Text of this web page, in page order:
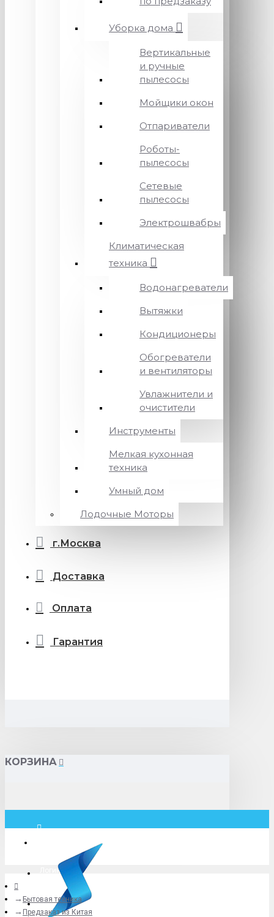
Уборка дома
Вертикальные
и ручные
пылесосы
Мойщики окон
Отпариватели
Роботы-
пылесосы
Сетевые
пылесосы
Электрошвабры
Климатическая
техника
Водонагреватели
Вытяжки
Кондиционеры
Обогреватели
и вентиляторы
Увлажнители и
очистители
Инструменты
Мелкая кухонная
техника
Умный дом
Лодочные Моторы
г.Москва
Доставка
Оплата
Гарантия
КОРЗИНА
Логин
+79775619766
Бытовая техника
Предзаказ из Китая